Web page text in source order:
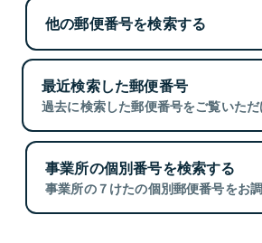
他の郵便番号を検索する
最近検索した郵便番号
過去に検索した郵便番号をご覧いただ
事業所の個別番号を検索する
事業所の７けたの個別郵便番号をお調